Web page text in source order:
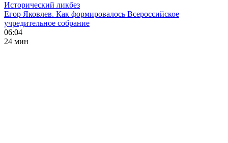
Исторический ликбез
Егор Яковлев. Как формировалось Всероссийское
учредительное собрание
06:04
24 мин